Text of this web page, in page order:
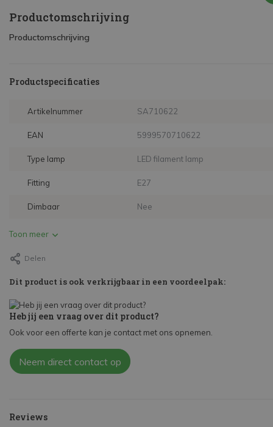
Productomschrijving
Productomschrijving
Productspecificaties
Artikelnummer SA710622
EAN 5999570710622
Type lamp LED filament lamp
Fitting E27
Dimbaar Nee
Toon meer
Delen
Dit product is ook verkrijgbaar in een voordeelpak:
Heb jij een vraag over dit product?
Ook voor een offerte kan je contact met ons opnemen.
Neem direct contact op
Reviews